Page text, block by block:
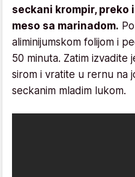
seckani krompir, preko
meso sa marinadom.
aliminijumskom folijom i
50 minuta. Zatim izvadite
sirom i vratite u rernu na
seckanim mladim lukom.